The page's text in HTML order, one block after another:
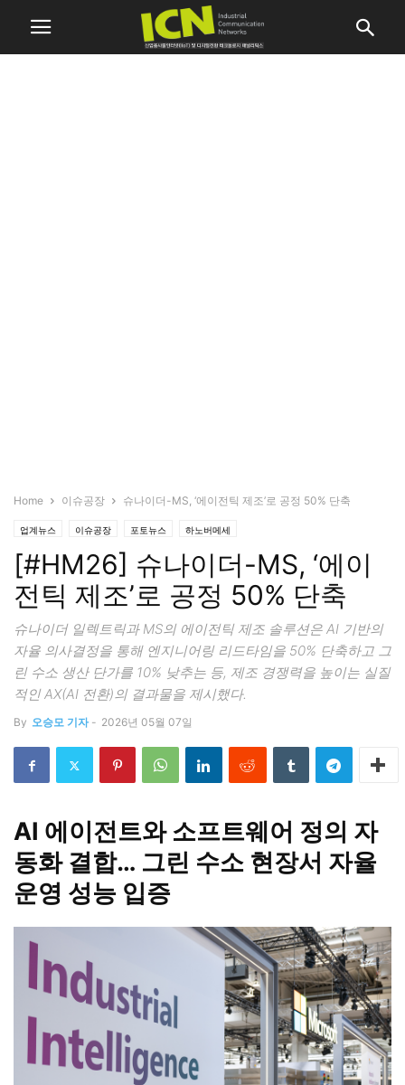
Home 이슈공장 슈나이더-MS, ‘에이전틱 제조’로 공정 50% 단축
업계뉴스 이슈공장 포토뉴스 하노버메세
[#HM26] 슈나이더-MS, ‘에이
전틱 제조’로 공정 50% 단축
슈나이더 일렉트릭과 MS의 에이전틱 제조 솔루션은 AI 기반의
자율 의사결정을 통해 엔지니어링 리드타임을 50% 단축하고 그
린 수소 생산 단가를 10% 낮추는 등, 제조 경쟁력을 높이는 실질
적인 AX(AI 전환)의 결과물을 제시했다.
By 오승모 기자 - 2026년 05월 07일
AI 에이전트와 소프트웨어 정의 자
동화 결합… 그린 수소 현장서 자율
운영 성능 입증